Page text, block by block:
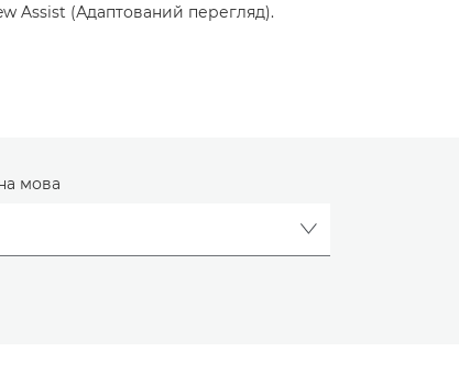
Assist (Адаптований перегляд).
мова